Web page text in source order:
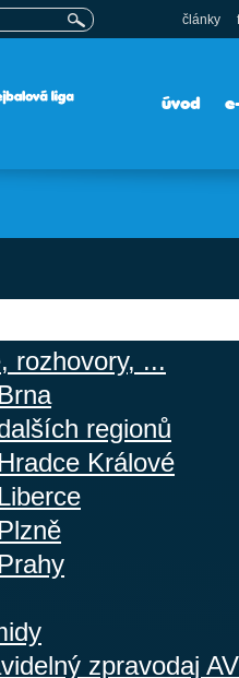
články
úvod
rozhovory, ...
regionů
Králové
zpravodaj